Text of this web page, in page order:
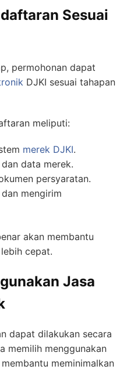
Sesuai
permohonan dapat
DJKI sesuai tahapan
meliputi:
merek DJKI.
data merek.
persyaratan.
mengirim
akan membantu
cepat.
Jasa
dapat dilakukan secara
memilih menggunakan
meminimalkan